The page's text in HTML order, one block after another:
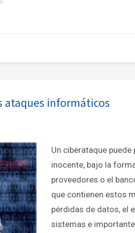
ataques informáticos
Un ciberataque
inocente, bajo la
proveedores o el
que contienen estos
pérdidas de datos, el
sistemas e